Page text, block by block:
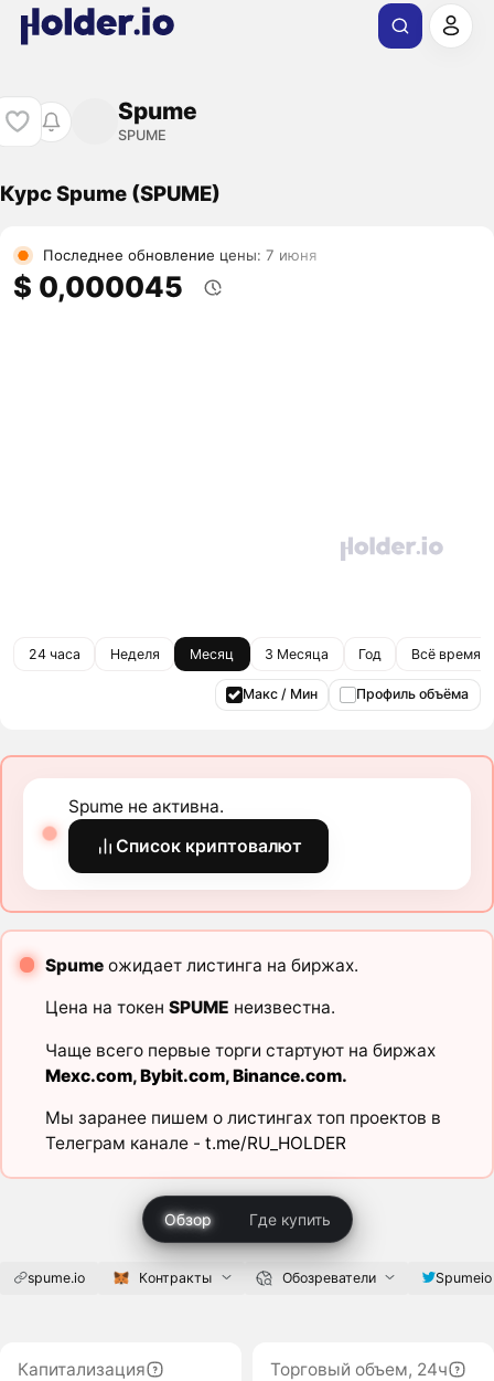
Spume
SPUME
Курс Spume (SPUME)
Последнее обновление цены: 7 июня
$ 0,000045
24 часа Неделя Месяц 3 Месяца Год Всё время
Макс / Мин Профиль объёма
Spume не активна.
Список криптовалют
Spumeожидает листинга на биржах.
Цена на токен SPUME неизвестна.
Чаще всего первые торги стартуют на биржах
Mexc.com,Bybit.com,Binance.com.
Мы заранее пишем о листингах топ проектов в
Телеграм канале - t.me/RU_HOLDER
Обзор Где купить
spume.io Контракты Обозреватели Spumeio
Капитализация
Торговый объем, 24ч